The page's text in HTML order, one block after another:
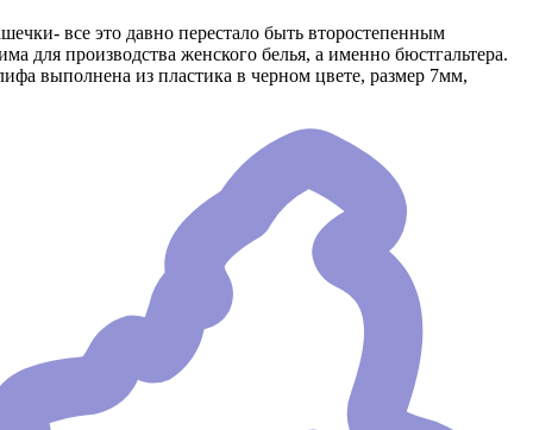
все это давно перестало быть второстепенным
для производства женского белья, а именно бюстгальтера.
выполнена из пластика в черном цвете, размер 7мм,